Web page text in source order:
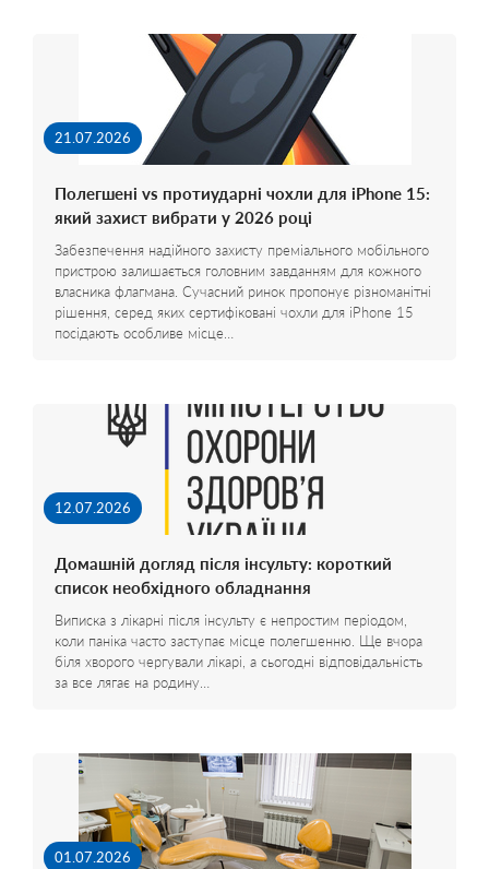
21.07.2026
Полегшені vs протиударні чохли для iPhone 15:
який захист вибрати у 2026 році
Забезпечення надійного захисту преміального мобільного
пристрою залишається головним завданням для кожного
власника флагмана. Сучасний ринок пропонує різноманітні
рішення, серед яких сертифіковані чохли для iPhone 15
посідають особливе місце…
12.07.2026
Домашній догляд після інсульту: короткий
список необхідного обладнання
Виписка з лікарні після інсульту є непростим періодом,
коли паніка часто заступає місце полегшенню. Ще вчора
біля хворого чергували лікарі, а сьогодні відповідальність
за все лягає на родину…
01.07.2026